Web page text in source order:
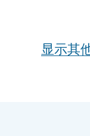
显示其